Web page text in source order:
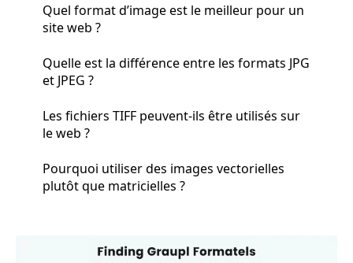
Quel format d’image est le meilleur pour un
site web ?
Quelle est la différence entre les formats JPG
et JPEG ?
Les fichiers TIFF peuvent-ils être utilisés sur
le web ?
Pourquoi utiliser des images vectorielles
plutôt que matricielles ?